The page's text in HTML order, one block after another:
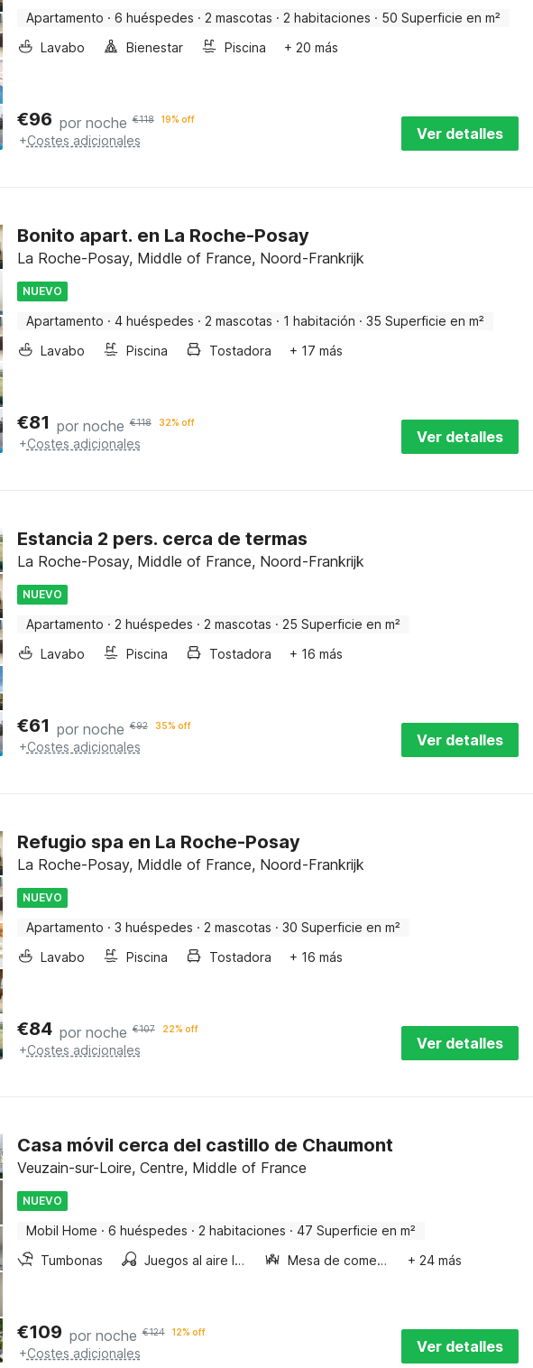
Apartamento · 6 huéspedes · 2 mascotas · 2 habitaciones · 50 Superficie en m²
Lavabo
Bienestar Piscina + 20 más
€96 por noche €118 19% off
+Costes adicionales Ver detalles
Bonito apart. en La Roche-Posay
La Roche-Posay, Middle of France, Noord-Frankrijk
NUEVO
Apartamento · 4 huéspedes · 2 mascotas · 1 habitación · 35 Superficie en m²
Lavabo
Piscina Tostadora + 17 más
€81 por noche €118 32% off
+Costes adicionales Ver detalles
Estancia 2 pers. cerca de termas
La Roche-Posay, Middle of France, Noord-Frankrijk
NUEVO
Apartamento · 2 huéspedes · 2 mascotas · 25 Superficie en m²
Lavabo
Piscina Tostadora + 16 más
€61 por noche €92 35% off
+Costes adicionales Ver detalles
Refugio spa en La Roche-Posay
La Roche-Posay, Middle of France, Noord-Frankrijk
NUEVO
Apartamento · 3 huéspedes · 2 mascotas · 30 Superficie en m²
Lavabo
Piscina Tostadora + 16 más
€84 por noche €107 22% off
+Costes adicionales Ver detalles
Casa móvil cerca del castillo de Chaumont
Veuzain-sur-Loire, Centre, Middle of France
NUEVO
Mobil Home · 6 huéspedes · 2 habitaciones · 47 Superficie en m²
Tumbonas
Juegos al aire libre Mesa de comedor + 24 más
€109 por noche €124 12% off
+Costes adicionales Ver detalles